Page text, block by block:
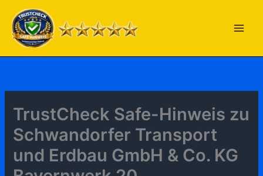
Inhalt
springen
TrustCheck Safe-Hinweis zu
Schwandorfer Transport
und Erdbau GmbH & Co. KG